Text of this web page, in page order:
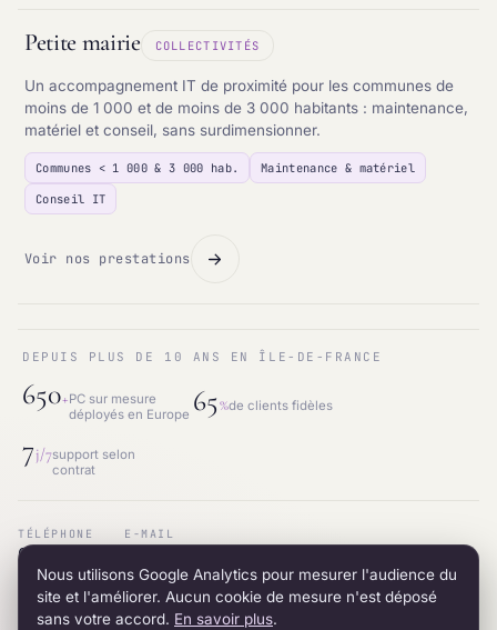
Petite mairie COLLECTIVITÉS
Un accompagnement IT de proximité pour les communes de
moins de 1 000 et de moins de 3 000 habitants : maintenance,
matériel et conseil, sans surdimensionner.
Communes < 1 000 & 3 000 hab.
Maintenance & matériel
Conseil IT
Voir nos prestations
DEPUIS PLUS DE 10 ANS EN ÎLE-DE-FRANCE
650+PC sur mesure
déployés en Europe 65%de clients fidèles
7j/7support selon
contrat
TÉLÉPHONE
01.87.53.66.31
E-MAIL
ADRESSE
12 avenue du 8 mai 1945 · 95200 Sarcelles
RÉSEAU
LinkedIn
Nous utilisons Google Analytics pour mesurer l'audience du
site et l'améliorer. Aucun cookie de mesure n'est déposé
sans votre accord. En savoir plus.